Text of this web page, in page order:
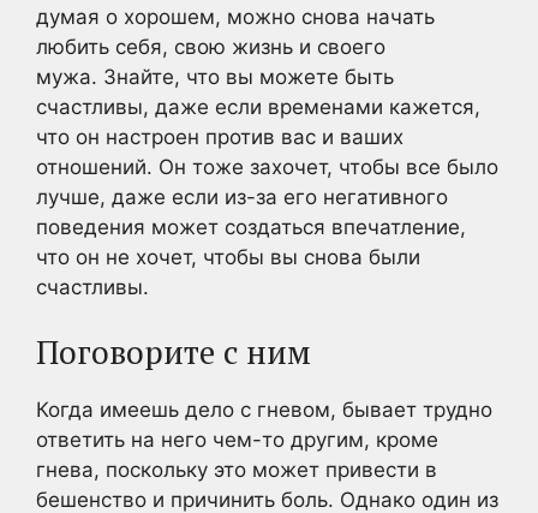
думая о хорошем, можно снова начать
любить себя, свою жизнь и своего
мужа. Знайте, что вы можете быть
счастливы, даже если временами кажется,
что он настроен против вас и ваших
отношений. Он тоже захочет, чтобы все было
лучше, даже если из-за его негативного
поведения может создаться впечатление,
что он не хочет, чтобы вы снова были
счастливы.
Поговорите с ним
Когда имеешь дело с гневом, бывает трудно
ответить на него чем-то другим, кроме
гнева, поскольку это может привести в
бешенство и причинить боль. Однако один из